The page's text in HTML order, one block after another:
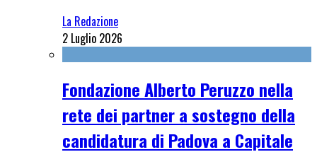
La Redazione
2 Luglio 2026
Fondazione Alberto Peruzzo nella
rete dei partner a sostegno della
candidatura di Padova a Capitale